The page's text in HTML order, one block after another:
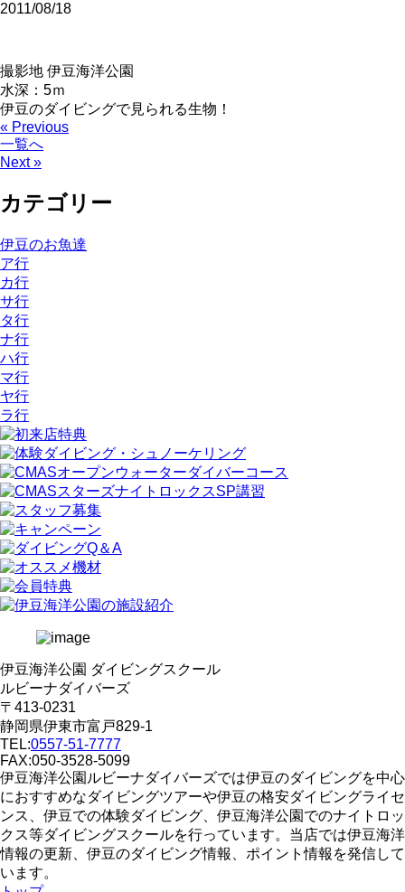
2011/08/18
撮影地 伊豆海洋公園
水深：5ｍ
伊豆のダイビングで見られる生物！
« Previous
一覧へ
Next »
カテゴリー
伊豆のお魚達
ア行
カ行
サ行
タ行
ナ行
ハ行
マ行
ヤ行
ラ行
伊豆海洋公園 ダイビングスクール
ルビーナダイバーズ
〒413-0231
静岡県伊東市富戸829-1
TEL:0557-51-7777
FAX:050-3528-5099
伊豆海洋公園ルビーナダイバーズでは伊豆のダイビングを中心
におすすめなダイビングツアーや伊豆の格安ダイビングライセ
ンス、伊豆での体験ダイビング、伊豆海洋公園でのナイトロッ
クス等ダイビングスクールを行っています。当店では伊豆海洋
情報の更新、伊豆のダイビング情報、ポイント情報を発信して
います。